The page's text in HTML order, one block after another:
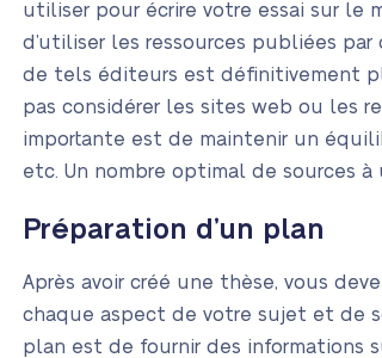
utiliser pour écrire votre essai sur le
d’utiliser les ressources publiées
de tels éditeurs est définitivement
pas considérer les sites web ou les
importante est de maintenir un
etc. Un nombre optimal de sources
Préparation d’un plan
Après avoir créé une thèse, vous
chaque aspect de votre sujet et de
plan est de fournir des informations